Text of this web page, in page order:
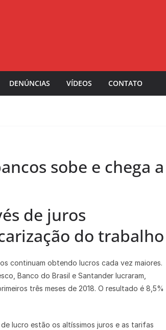
DENÚNCIAS VÍDEOS CONTATO
sobe e chega a
de juros
do trabalho
continuam obtendo lucros cada vez maiores.
Banco do Brasil e Santander lucraram,
três meses de 2018. O resultado é 8,5%
lucro estão os altíssimos juros e as tarifas